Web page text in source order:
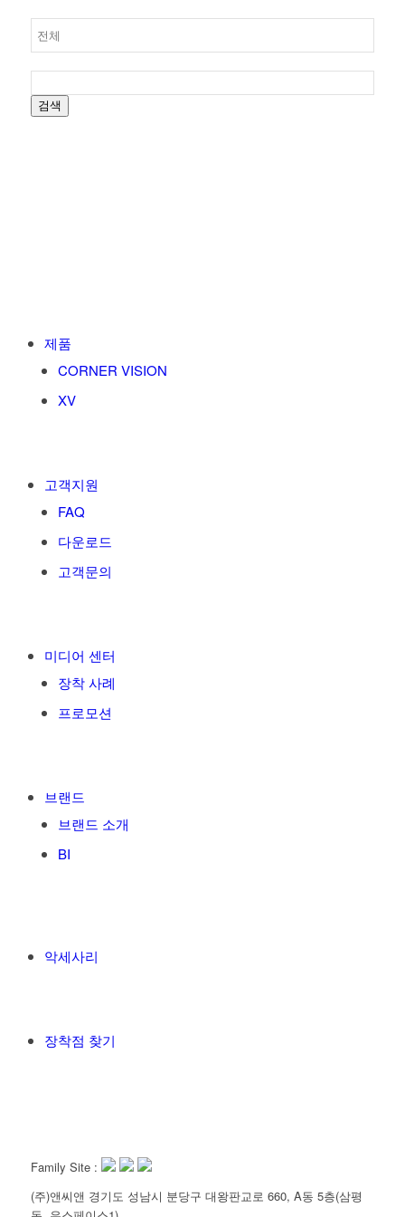
검색
제품
CORNER VISION
XV
고객지원
FAQ
다운로드
고객문의
미디어 센터
장착 사례
프로모션
브랜드
브랜드 소개
BI
악세사리
장착점 찾기
Family Site :
(주)앤씨앤 경기도 성남시 분당구 대왕판교로 660, A동 5층(삼평